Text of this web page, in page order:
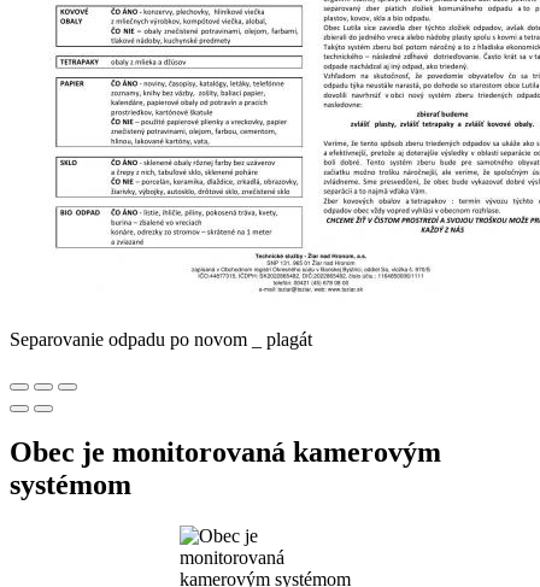
Separovanie odpadu po novom _ plagát
Obec je monitorovaná kamerovým
systémom